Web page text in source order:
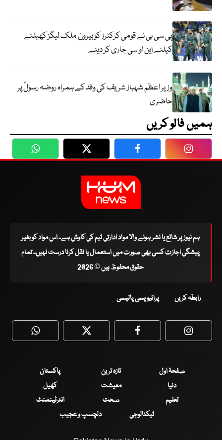
پی سی بی نے قومی کرکٹرز کو بیرون ملک لیگز کھیلنے
کیلئے این او سی جاری کر دیئے
وزیر اعظم شہباز شریف کی وفد کے ہمراہ روضہ رسولؐ پر
حاضری
ہمیں فالو کریں
WhatsApp Twitter Facebook
ہم نیوز پر شائع یا نشر ہونے والا مواد ادارتی ٹیم کی کاوش ہے۔ اس مواد کو بغیر
پیشگی اجازت کسی بھی صورت میں استعمال یا نقل کرنا درست نہیں۔ تمام
حقوق محفوظ ہیں © 2026
رابطہ کریں پرائیویسی پالیسی
WhatsApp Twitter Facebook
صفحۂ اول تازہ ترین
پاکستان
دنیا
معیشت
کھیل
تعلیم
صحت
انٹرٹینمنٹ
ٹیکنالوجی
دلچسپ و عجیب